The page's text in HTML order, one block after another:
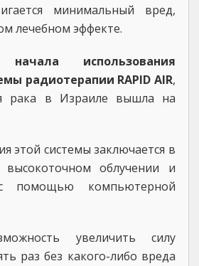
минимальный вред,
лечебном эффекте.
использования
радиотерапии RAPID AIR,
рака в Израиле вышла на
этой системы заключается в
облучении и
с помощью компьютерной
увеличить силу
раз без какого-либо вреда